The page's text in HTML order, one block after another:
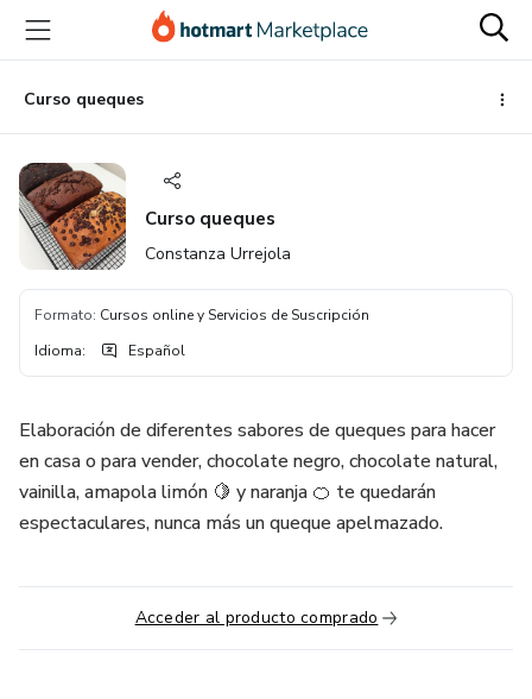
principal
página
de
página
Curso queques
Curso queques
Constanza Urrejola
Formato: Cursos online y Servicios de Suscripción
Idioma: Español
Elaboración de diferentes sabores de queques para hacer
en casa o para vender, chocolate negro, chocolate natural,
vainilla, amapola limón 🍋 y naranja 🍊 te quedarán
espectaculares, nunca más un queque apelmazado.
Acceder al producto comprado